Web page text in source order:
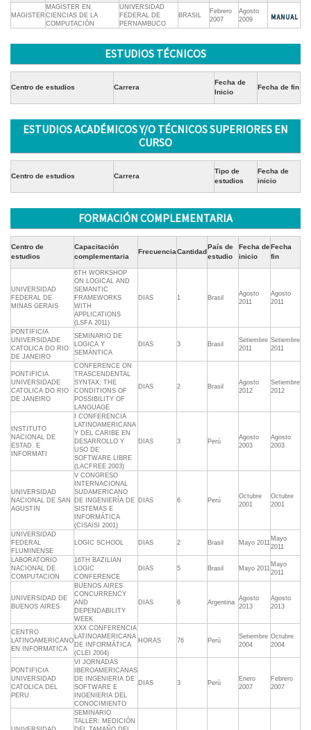
MAGISTER
MAGISTER EN
CIENCIAS DE LA
COMPUTACIÓN
UNIVERSIDAD
FEDERAL DE
PERNAMBUCO
BRASIL
Febrero
2007
Agosto
2009
ESTUDIOS TÉCNICOS
Centro de estudios Carrera
Fecha de
Inicio
Fecha de fin
ESTUDIOS ACADÉMICOS Y/O TÉCNICOS SUPERIORES EN
CURSO
Centro de estudios Carrera
Tipo de
estudios
Fecha de
inicio
FORMACIÓN COMPLEMENTARIA
Centro de
estudios
Capacitación
complementaria
FrecuenciaCantidad
País de
estudio
Fecha de
inicio
Fecha
fin
UNIVERSIDAD
FEDERAL DE
MINAS GERAIS
6TH WORKSHOP
ON LOGICAL AND
SEMANTIC
FRAMEWORKS
WITH
APPLICATIONS
(LSFA 2011)
DIAS 1 Brasil
Agosto
2011
Agosto
2011
PONTIFICIA
UNIVERSIDADE
CATOLICA DO RIO
DE JANEIRO
SEMINARIO DE
LOGICA Y
SEMÁNTICA
DIAS 3 Brasil
Setiembre
2011
Setiembre
2011
PONTIFICIA
UNIVERSIDADE
CATOLICA DO RIO
DE JANEIRO
CONFERENCE ON
TRASCENDENTAL
SYNTAX: THE
CONDITIONS OF
POSSIBILITY OF
LANGUAGE
DIAS 2 Brasil
Agosto
2012
Setiembre
2012
INSTITUTO
NACIONAL DE
ESTAD. E
INFORMATI
I CONFERENCIA
LATINOAMERICANA
Y DEL CARIBE EN
DESARROLLO Y
USO DE
SOFTWARE LIBRE
(LACFREE 2003)
DIAS 3 Perú
Agosto
2003
Agosto
2003
UNIVERSIDAD
NACIONAL DE SAN
AGUSTIN
V CONGRESO
INTERNACIONAL
SUDAMERICANO
DE INGENIERÍA DE
SISTEMAS E
INFORMÁTICA
(CISAISI 2001)
DIAS 6 Perú
Octubre
2001
Octubre
2001
UNIVERSIDAD
FEDERAL
FLUMINENSE
LOGIC SCHOOL DIAS 2 Brasil Mayo 2011
Mayo
2011
LABORATORIO
NACIONAL DE
COMPUTACION
16TH BAZILIAN
LOGIC
CONFERENCE
DIAS 5 Brasil Mayo 2011
Mayo
2011
UNIVERSIDAD DE
BUENOS AIRES
BUENOS AIRES
CONCURRENCY
AND
DEPENDABILITY
WEEK
DIAS 6 Argentina
Agosto
2013
Agosto
2013
CENTRO
LATINOAMERICANO
EN INFORMATICA
XXX CONFERENCIA
LATINOAMERICANA
DE INFORMÁTICA
(CLEI 2004)
HORAS 76 Perú
Setiembre
2004
Octubre
2004
PONTIFICIA
UNIVERSIDAD
CATOLICA DEL
PERU
VI JORNADAS
IBEROAMERICANAS
DE INGENIERIA DE
SOFTWARE E
INGENIERIA DEL
CONOCIMIENTO
DIAS 3 Perú
Enero
2007
Febrero
2007
SEMINARIO
TALLER: MEDICIÓN